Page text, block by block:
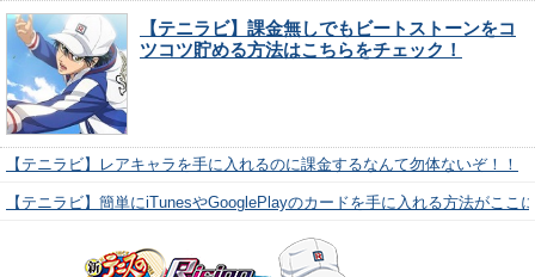
【テニラビ】課金無しでもビートストーンをコ
ツコツ貯める方法はこちらをチェック！
【テニラビ】レアキャラを手に入れるのに課金するなんて勿体ないぞ！！
【テニラビ】簡単にiTunesやGooglePlayのカードを手に入れる方法がここ